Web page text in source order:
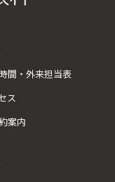
間・外来担当表
ス
案内